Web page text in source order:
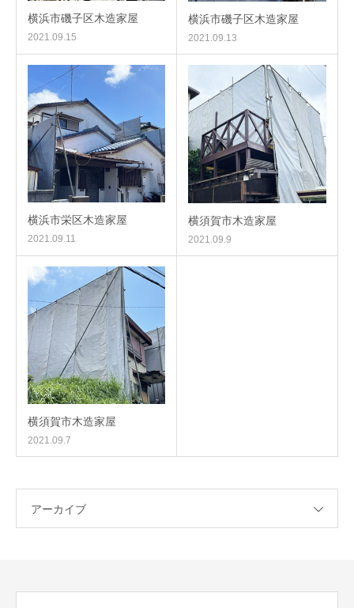
横浜市磯子区木造家屋
2021.09.15
横浜市磯子区木造家屋
2021.09.13
横浜市栄区木造家屋
2021.09.11
横須賀市木造家屋
2021.09.9
横須賀市木造家屋
2021.09.7
アーカイブ